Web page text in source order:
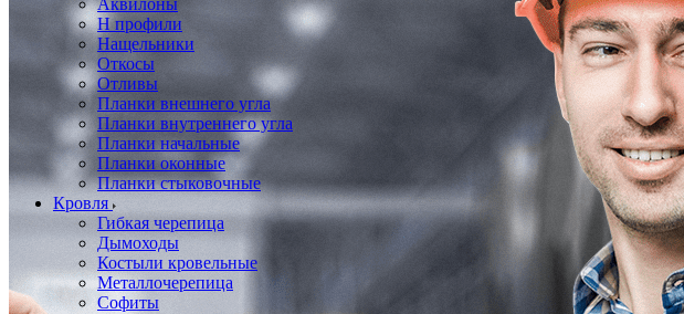
Аквилоны
Н профили
Нащельники
Откосы
Отливы
Планки внешнего угла
Планки внутреннего угла
Планки начальные
Планки оконные
Планки стыковочные
Кровля
Гибкая черепица
Дымоходы
Костыли кровельные
Металлочерепица
Софиты